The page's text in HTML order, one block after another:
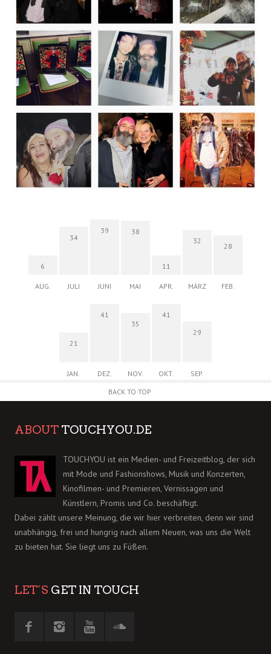
6
AUG.
34
JULI
39
JUNI
38
MAI
11
APR.
32
MÄRZ
28
FEB.
21
JAN.
41
DEZ.
35
NOV.
41
OKT.
29
SEP.
BACK TO TOP
ABOUT TOUCHYOU.DE
TOUCHYOU ist ein Medien- und Freizeitblog, der sich
mit Mode und Fashionshows, Musik und Konzerten,
Kinofilmen- und Premieren, Vernissagen und
Künstlern, Promis und Co. beschäftigt.
Dabei zählt unsere Meinung, die wir hier verbreiten, denn wir sind
unabhängig, frei und hungrig nach allem Neuen, was uns die Welt
zu bieten hat. Sie liegt uns zu Füßen.
LET´S GET IN TOUCH